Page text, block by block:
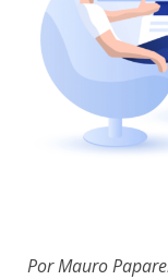
Por Mauro